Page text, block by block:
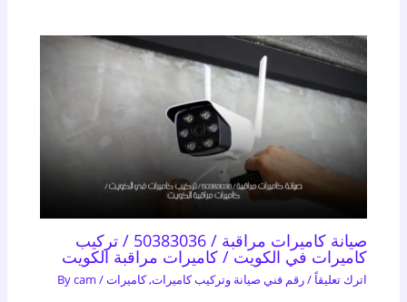
صيانة كاميرات مراقبة / 50383036 / تركيب
كاميرات في الكويت / كاميرات مراقبة الكويت
اترك تعليقاً/رقم فني صيانة وتركيب كاميرات,كاميرات/ By
cam